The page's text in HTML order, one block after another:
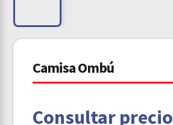
Camisa Ombú
Consultar precio